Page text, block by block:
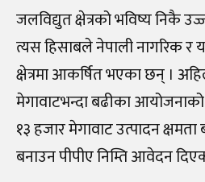
जलविद्युत क्षेत्रको भविष्य निकै
त्यस हिसाबले नेपाली नागरिक र
क्षेत्रमा आकर्षित भएका छन् ।
मेगावाटभन्दा बढीका
१३ हजार मेगावाट उत्पादन
बनाउन पीपीए निम्ति आवेदन